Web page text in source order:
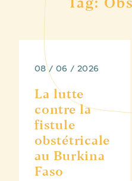
Tag:
08 / 06 / 2026
La lutte
contre la
fistule
obstétricale
au Burkina
Faso